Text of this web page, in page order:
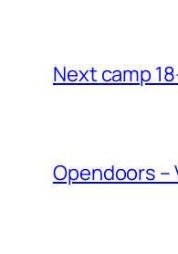
Next camp
Opendoors –